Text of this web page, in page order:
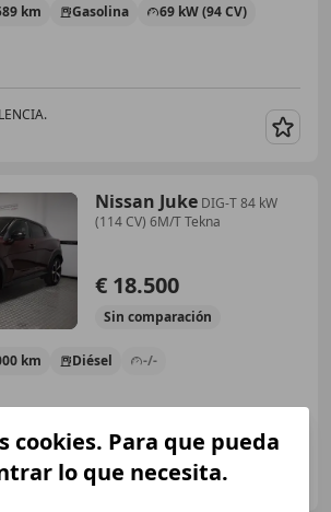
km Gasolina 69 kW (94 CV)
Nissan Juke DIG-T 84 kW
(114 CV) 6M/T Tekna
€ 18.500
Sin comparación
km Diésel -/-
cookies. Para que pueda
lo que necesita.